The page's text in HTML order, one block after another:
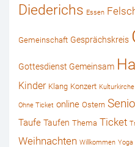
Diederichs Essen
Gemeinschaft Gesprächskreis
Gottesdienst Gemeinsam
Kinder Klang Konzert
Ohne Ticket online Ostern
Taufe Taufen Thema Ticket
Weihnachten Willkommen Yoga